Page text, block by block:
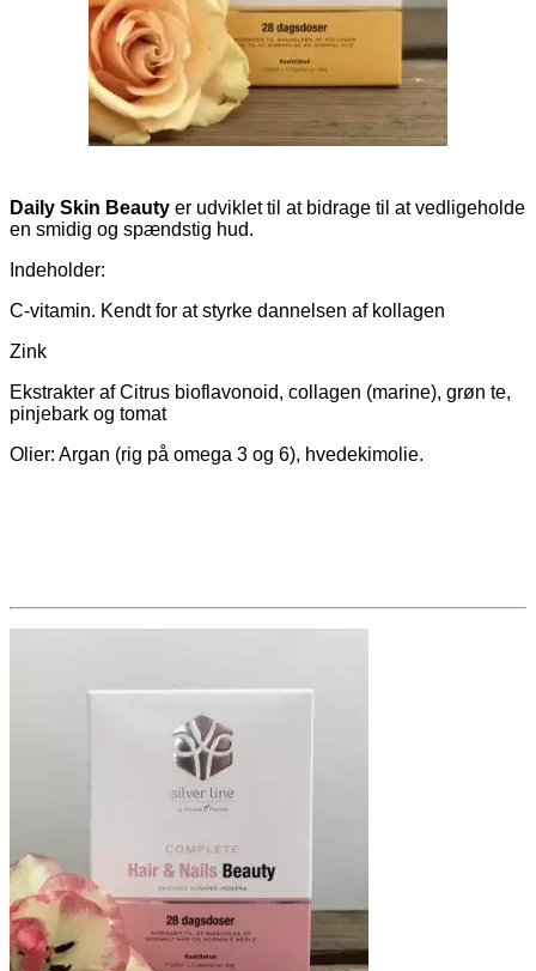
Daily Skin Beauty er udviklet til at bidrage til at vedligeholde
en smidig og spændstig hud.
Indeholder:
C-vitamin. Kendt for at styrke dannelsen af kollagen
Zink
Ekstrakter af Citrus bioflavonoid, collagen (marine), grøn te,
pinjebark og tomat
Olier: Argan (rig på omega 3 og 6), hvedekimolie.